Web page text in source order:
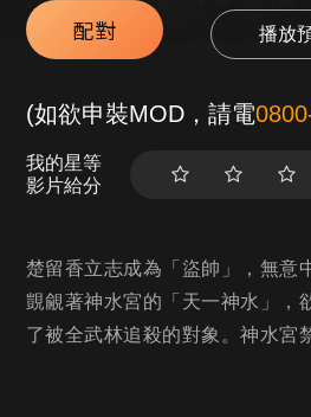
配對 播放
(如欲申裝MOD，請電
我的星等
影片給分
楚留香立志成為「盜帥」，無意
覬覦著神水宮的「天一神水」，
了被全武林追殺的對象。神水宮